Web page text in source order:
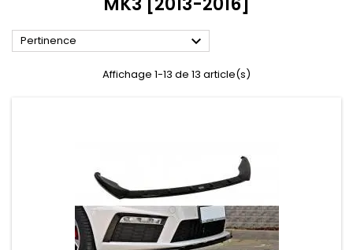
Pertinence 
Affichage 1-13 de 13 article(s)